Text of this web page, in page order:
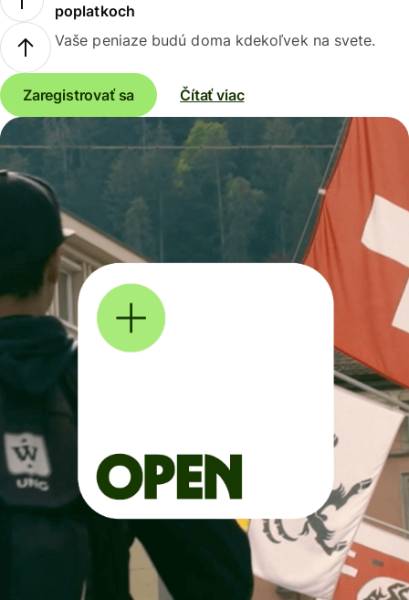
poplatkoch
Vaše peniaze budú doma kdekoľvek na svete.
Zaregistrovať sa Čítať viac